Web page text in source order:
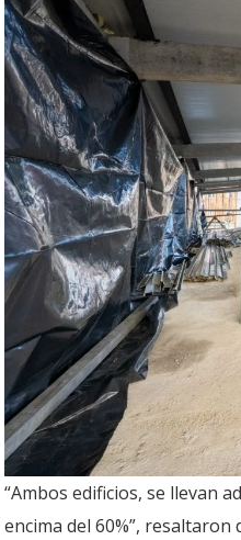
“Ambos edificios, se llevan
encima del 60%”,